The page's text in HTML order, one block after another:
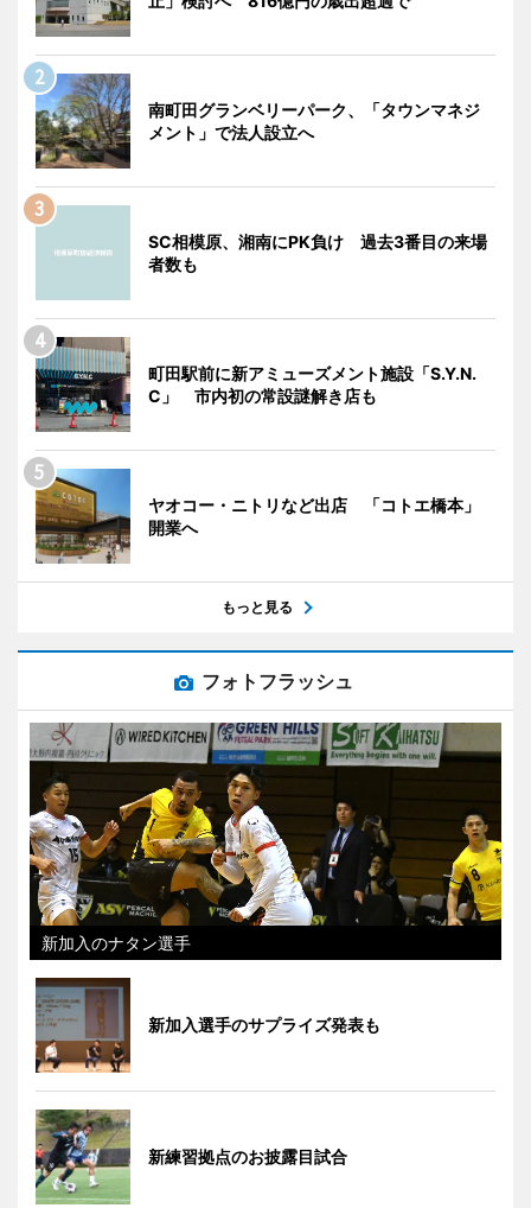
南町田グランベリーパーク、「タウンマネジ
メント」で法人設立へ
SC相模原、湘南にPK負け 過去3番目の来場
者数も
町田駅前に新アミューズメント施設「S.Y.N.
C」 市内初の常設謎解き店も
ヤオコー・ニトリなど出店 「コトエ橋本」
開業へ
もっと見る
フォトフラッシュ
新加入のナタン選手
新加入選手のサプライズ発表も
新練習拠点のお披露目試合